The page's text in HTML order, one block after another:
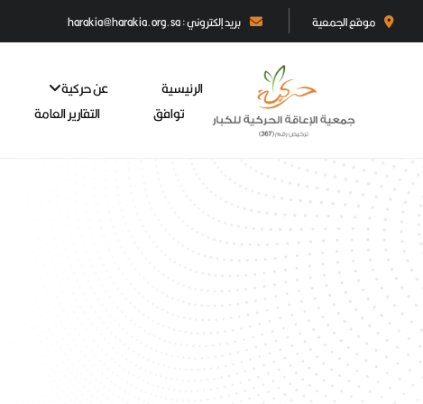
موقع الجمعية بريد إلكتروني : harakia@harakia.org.sa
الرئيسية عن حركية
توافق
التقارير العامة